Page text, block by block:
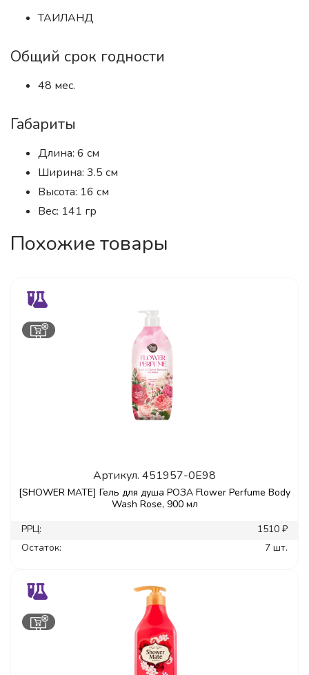
ТАИЛАНД
Общий срок годности
48 мес.
Габариты
Длина: 6 см
Ширина: 3.5 см
Высота: 16 см
Вес: 141 гр
Похожие товары
Артикул. 451957-0E98
[SHOWER MATE] Гель для душа РОЗА Flower Perfume Body
Wash Rose, 900 мл
РРЦ:
1510 ₽
Остаток:
7 шт.